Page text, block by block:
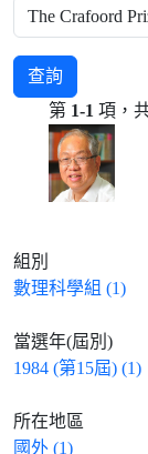
查詢
第 1-1 項，
組別
數理科學組 (1)
當選年(屆別)
1984 (第15屆) (1)
所在地區
國外 (1)